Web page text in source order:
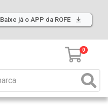
Baixe já o APP da ROFE
0